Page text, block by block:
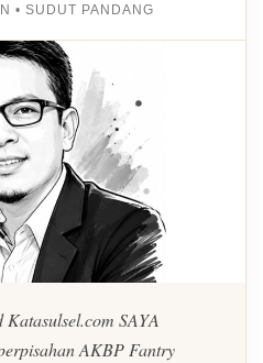
• SUDUT PANDANG
SAYA
AKBP Fantry